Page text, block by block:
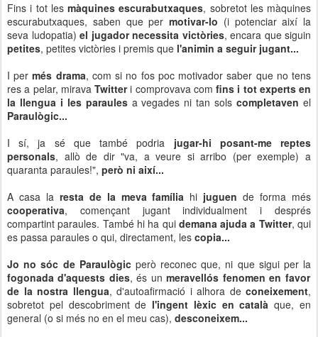
Fins i tot les màquines escurabutxaques, sobretot les màquines
escurabutxaques, saben que per motivar-lo (i potenciar així la
seva ludopatia) el jugador necessita victòries, encara que siguin
petites, petites victòries i premis que l'animin a seguir jugant...
I permés drama, com si no fos poc motivador saber que no tens
res a pelar, mirava Twitteri comprovava com fins i tot experts en
la llengua i les paraulesa vegades ni tan sols completavenel
Paraulògic...
I sí, ja sé que també podria jugar-hi posant-me reptes
personals, allò de dir "va, a veure si arribo (per exemple) a
quaranta paraules!", però ni així...
A casa la resta de la meva família hi juguende forma més
cooperativa, començant jugant individualment i després
compartint paraules. També hi ha qui demana ajuda a Twitter, qui
es passa paraules o qui, directament, les copia...
Jo no sóc de Paraulògic però reconec que, ni que sigui per la
fogonada d'aquests dies, és un meravellós fenomen en favor
de la nostra llengua, d'autoafirmació i alhora de coneixement,
sobretot pel descobriment de l'ingent lèxic en catalàque, en
general (o si més no en el meu cas), desconeixem...